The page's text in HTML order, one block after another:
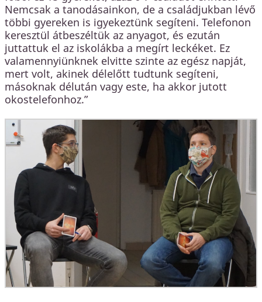
Nemcsak a tanodásainkon, de a családjukban lévő
többi gyereken is igyekeztünk segíteni. Telefonon
keresztül átbeszéltük az anyagot, és ezután
juttattuk el az iskolákba a megírt leckéket. Ez
valamennyiünknek elvitte szinte az egész napját,
mert volt, akinek délelőtt tudtunk segíteni,
másoknak délután vagy este, ha akkor jutott
okostelefonhoz.”